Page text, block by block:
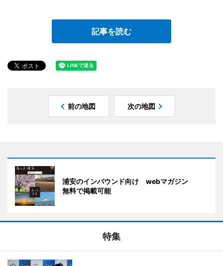
記事を読む
前の地図 次の地図
浦安のインバウンド向け webマガジン
無料で掲載可能
特集